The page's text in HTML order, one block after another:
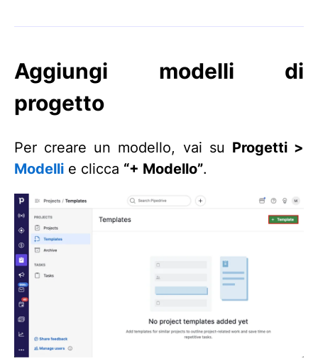
Aggiungi modelli di
progetto
Per creare un modello, vai su Progetti >
Modelli e clicca “+ Modello”.